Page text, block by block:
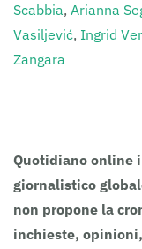
Scabbia, Arianna
Vasiljević, Ingrid
Zangara
Quotidiano online
giornalistico
non propone la
inchieste,